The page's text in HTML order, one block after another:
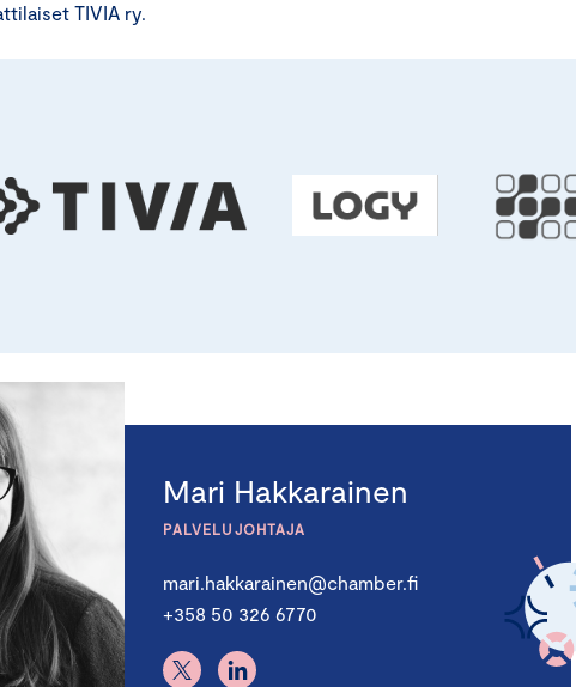
TIVIA ry.
Mari Hakkarainen
PALVELUJOHTAJA
mari.hakkarainen@chamber.fi
+358 50 326 6770